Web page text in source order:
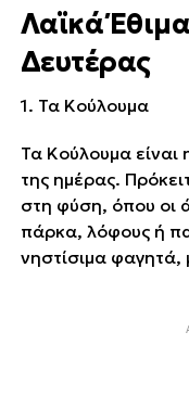
Λαϊκά
Δευτέρας
1. Τα Κούλουμα
Τα Κούλουμα είναι
της ημέρας.
στη φύση, όπου οι
πάρκα, λόφους ή
νηστίσιμα φαγητά,